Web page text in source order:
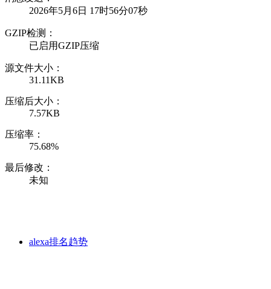
2026年5月6日 17时56分07秒
GZIP检测：
已启用GZIP压缩
源文件大小：
31.11KB
压缩后大小：
7.57KB
压缩率：
75.68%
最后修改：
未知
alexa排名趋势